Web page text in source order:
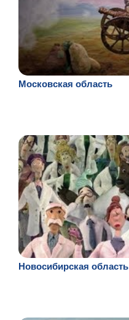
Московская область
Новосибирская область